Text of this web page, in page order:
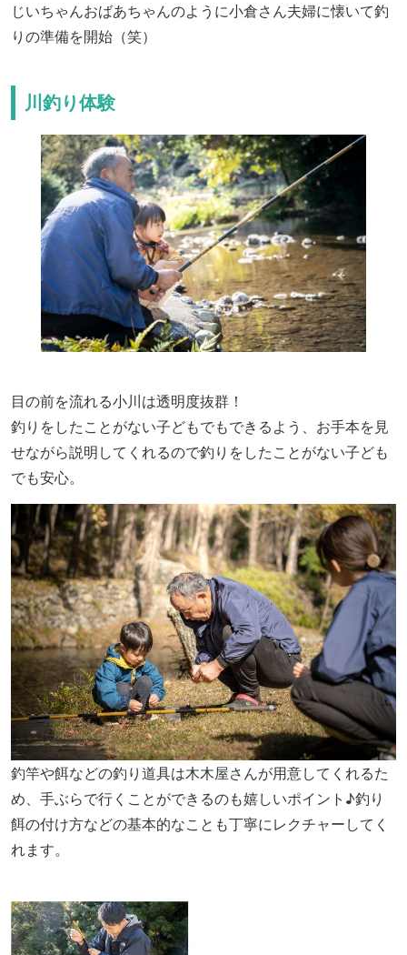
じいちゃんおばあちゃんのように小倉さん夫婦に懐いて釣
りの準備を開始（笑）
川釣り体験
目の前を流れる小川は透明度抜群！
釣りをしたことがない子どもでもできるよう、お手本を見
せながら説明してくれるので釣りをしたことがない子ども
でも安心。
釣竿や餌などの釣り道具は木木屋さんが用意してくれるた
め、手ぶらで行くことができるのも嬉しいポイント♪釣り
餌の付け方などの基本的なことも丁寧にレクチャーしてく
れます。